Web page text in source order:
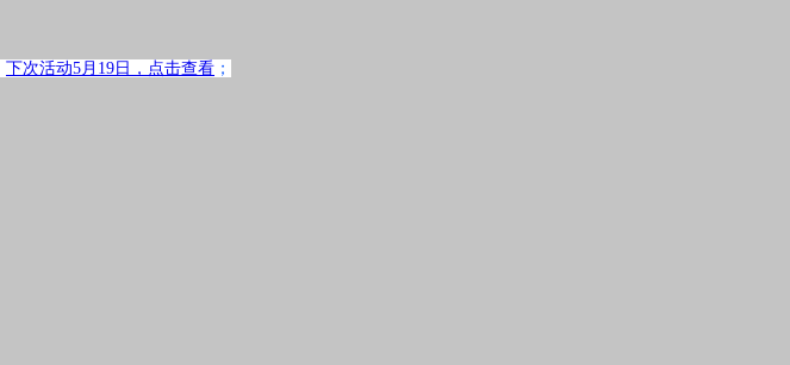
下次活动5月19日，点击查看 ；